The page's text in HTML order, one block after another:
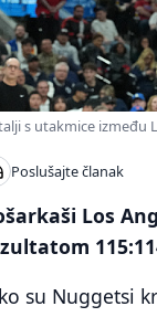
s utakmice između
Poslušajte članak
Los
su Nuggetsi